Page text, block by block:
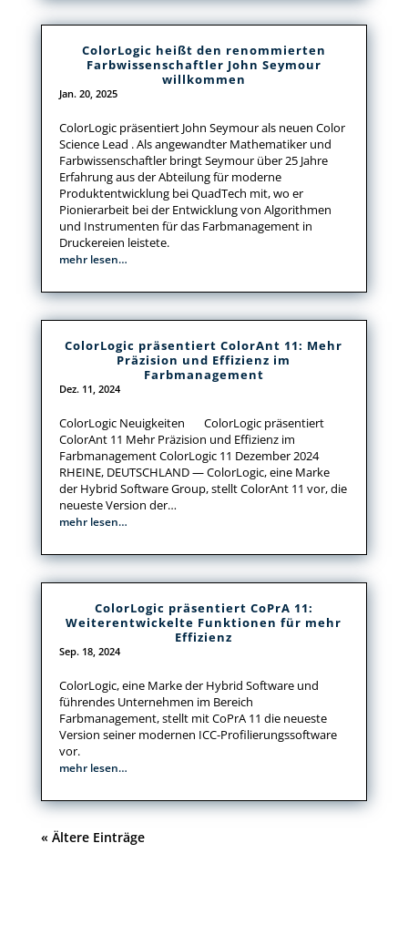
ColorLogic heißt den renommierten
Farbwissenschaftler John Seymour
willkommen
Jan. 20, 2025
ColorLogic präsentiert John Seymour als neuen Color
Science Lead . Als angewandter Mathematiker und
Farbwissenschaftler bringt Seymour über 25 Jahre
Erfahrung aus der Abteilung für moderne
Produktentwicklung bei QuadTech mit, wo er
Pionierarbeit bei der Entwicklung von Algorithmen
und Instrumenten für das Farbmanagement in
Druckereien leistete.
mehr lesen…
ColorLogic präsentiert ColorAnt 11: Mehr
Präzision und Effizienz im
Farbmanagement
Dez. 11, 2024
ColorLogic Neuigkeiten ColorLogic präsentiert
ColorAnt 11 Mehr Präzision und Effizienz im
Farbmanagement ColorLogic 11 Dezember 2024
RHEINE, DEUTSCHLAND — ColorLogic, eine Marke
der Hybrid Software Group, stellt ColorAnt 11 vor, die
neueste Version der…
mehr lesen…
ColorLogic präsentiert CoPrA 11:
Weiterentwickelte Funktionen für mehr
Effizienz
Sep. 18, 2024
ColorLogic, eine Marke der Hybrid Software und
führendes Unternehmen im Bereich
Farbmanagement, stellt mit CoPrA 11 die neueste
Version seiner modernen ICC-Profilierungssoftware
vor.
mehr lesen…
« Ältere Einträge